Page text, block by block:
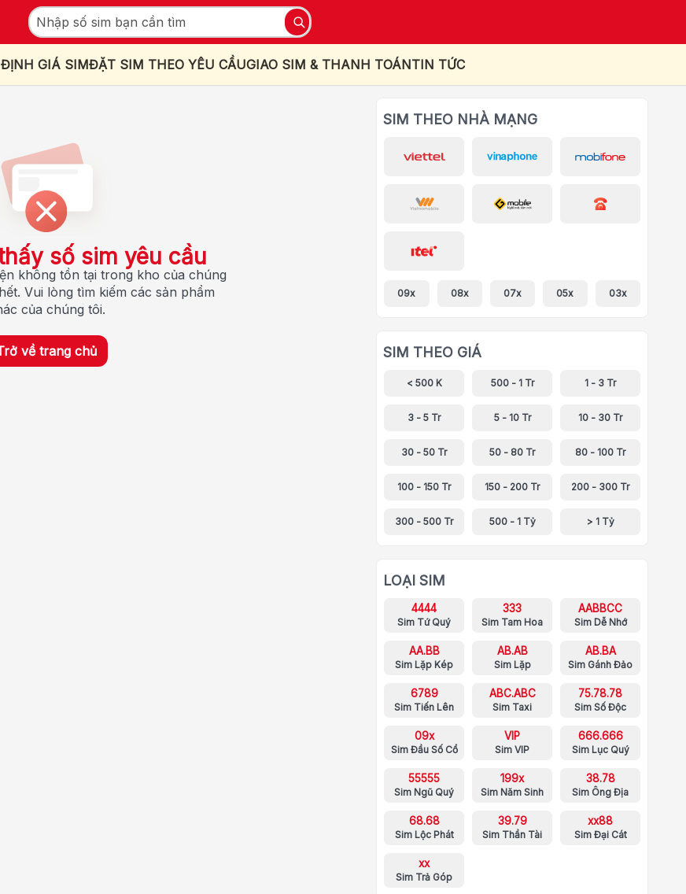
ĐỊNH GIÁ SIMĐẶT SIM THEO YÊU CẦUGIAO SIM & THANH TOÁNTIN TỨC
số sim yêu cầu
không tồn tại trong kho của chúng
Vui lòng tìm kiếm các sản phẩm
của chúng tôi.
về trang chủ
SIM THEO NHÀ MẠNG
09x 08x 07x 05x 03x
SIM THEO GIÁ
< 500 K 500 - 1 Tr 1 - 3 Tr
3 - 5 Tr 5 - 10 Tr 10 - 30 Tr
30 - 50 Tr 50 - 80 Tr 80 - 100 Tr
100 - 150 Tr 150 - 200 Tr 200 - 300 Tr
300 - 500 Tr 500 - 1 Tỷ > 1 Tỷ
LOẠI SIM
4444
Sim Tứ Quý
333
Sim Tam Hoa
AABBCC
Sim Dễ Nhớ
AA.BB
Sim Lặp Kép
AB.AB
Sim Lặp
AB.BA
Sim Gánh Đảo
6789
Sim Tiến Lên
ABC.ABC
Sim Taxi
75.78.78
Sim Số Độc
09x
Sim Đầu Số Cổ
VIP
Sim VIP
666.666
Sim Lục Quý
55555
Sim Ngũ Quý
199x
Sim Năm Sinh
38.78
Sim Ông Địa
68.68
Sim Lộc Phát
39.79
Sim Thần Tài
xx88
Sim Đại Cát
xx
Sim Trả Góp